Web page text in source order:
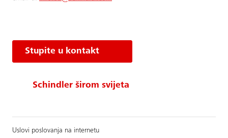
Stupite u kontakt
Schindler širom svijeta
Uslovi poslovanja na internetu